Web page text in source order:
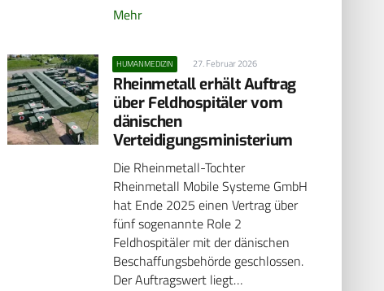
Mehr
HUMANMEDIZIN 27. Februar 2026
Rheinmetall erhält Auftrag
über Feldhospitäler vom
dänischen
Verteidigungsministerium
Die Rheinmetall-Tochter
Rheinmetall Mobile Systeme GmbH
hat Ende 2025 einen Vertrag über
fünf sogenannte Role 2
Feldhospitäler mit der dänischen
Beschaffungsbehörde geschlossen.
Der Auftragswert liegt…